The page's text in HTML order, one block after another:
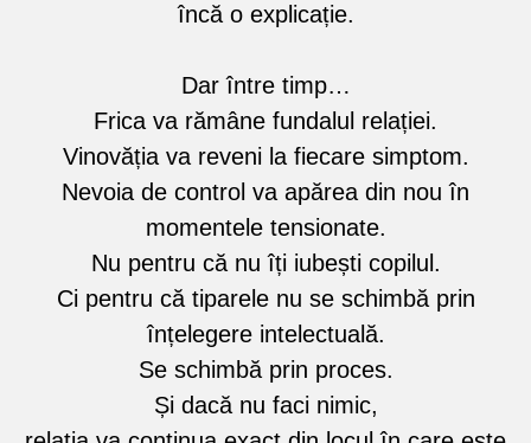
încă o explicație.
Dar între timp…
Frica va rămâne fundalul relației.
Vinovăția va reveni la fiecare simptom.
Nevoia de control va apărea din nou în
momentele tensionate.
Nu pentru că nu îți iubești copilul.
Ci pentru că tiparele nu se schimbă prin
înțelegere intelectuală.
Se schimbă prin proces.
Și dacă nu faci nimic,